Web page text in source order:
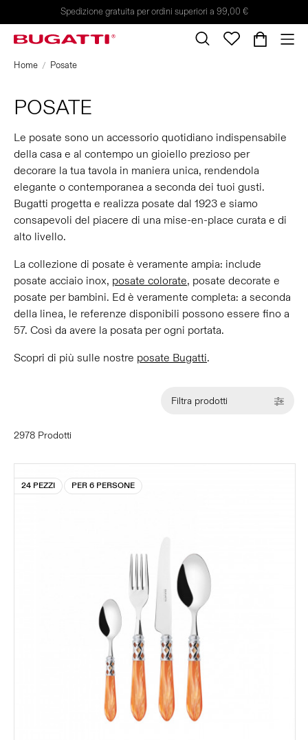
Spedizione gratuita per ordini superiori a 99,00 €
Home Posate
POSATE
Le posate sono un accessorio quotidiano indispensabile
della casa e al contempo un gioiello prezioso per
decorare la tua tavola in maniera unica, rendendola
elegante o contemporanea a seconda dei tuoi gusti.
Bugatti progetta e realizza posate dal 1923 e siamo
consapevoli del piacere di una mise-en-place curata e di
alto livello.
La collezione di posate è veramente ampia: include
posate acciaio inox, posate colorate, posate decorate e
posate per bambini. Ed è veramente completa: a seconda
della linea, le referenze disponibili possono essere fino a
57. Così da avere la posata per ogni portata.
Scopri di più sulle nostre posate Bugatti.
Filtra prodotti
2978 Prodotti
24 PEZZI PER 6 PERSONE